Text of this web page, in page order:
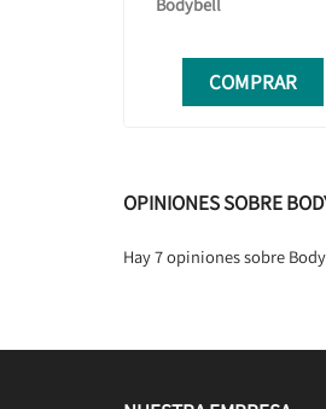
COMPRAR
OPINIONES SOBRE
Hay 7 opiniones sobre